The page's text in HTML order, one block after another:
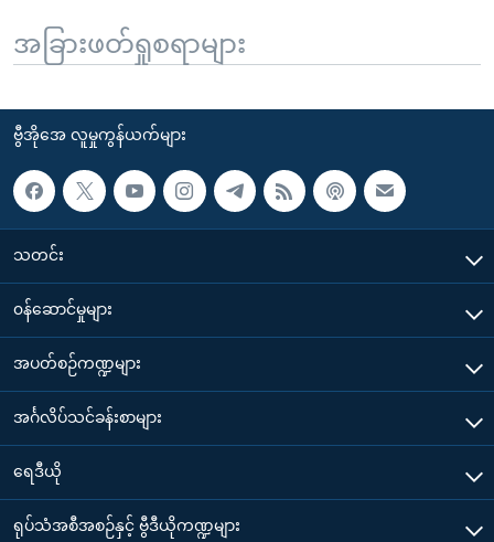
အခြားဖတ်ရှုစရာများ
ဗွီအိုအေ လူမှုကွန်ယက်များ
သတင်း
၀န်ဆောင်မှုများ
အပတ်စဉ်ကဏ္ဍများ
အင်္ဂလိပ်သင်ခန်းစာများ
ရေဒီယို
ရုပ်သံအစီအစဉ်နှင့် ဗွီဒီယိုကဏ္ဍများ